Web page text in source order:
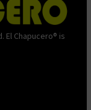
El Chapucero® is